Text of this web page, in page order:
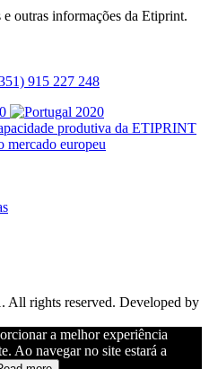
outras informações da Etiprint.
915 227 248
produtiva da ETIPRINT
mercado europeu
rights reserved. Developed by
a melhor experiência
Ao navegar no site estará a